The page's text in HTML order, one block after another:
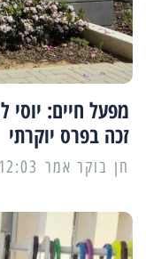
מפעל חיים:
זכה בפרס יוקרתי
12:03 | 31/03/2025